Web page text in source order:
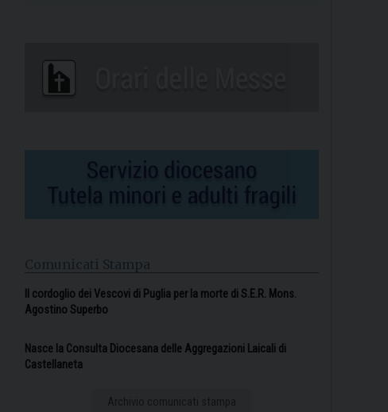
Comunicati Stampa
Il cordoglio dei Vescovi di Puglia per la morte di S.E.R. Mons.
Agostino Superbo
Nasce la Consulta Diocesana delle Aggregazioni Laicali di
Castellaneta